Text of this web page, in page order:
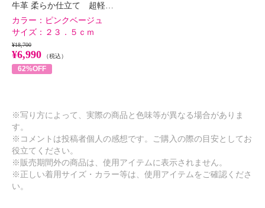
牛革 柔らか仕立て 超軽…
カラー： ピンクベージュ
サイズ： ２３．５ｃｍ
¥18,700
¥6,990 （税込）
62%OFF
※写り方によって、実際の商品と色味等が異なる場合がありま
す。
※コメントは投稿者個人の感想です。ご購入の際の目安としてお
役立てください。
※販売期間外の商品は、使用アイテムに表示されません。
※正しい着用サイズ・カラー等は、使用アイテムをご確認くださ
い。